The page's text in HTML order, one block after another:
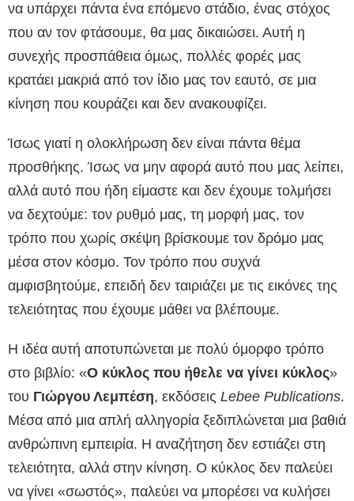
να υπάρχει πάντα ένα επόμενο στάδιο, ένας στόχος
που αν τον φτάσουμε, θα μας δικαιώσει. Αυτή η
συνεχής προσπάθεια όμως, πολλές φορές μας
κρατάει μακριά από τον ίδιο μας τον εαυτό, σε μια
κίνηση που κουράζει και δεν ανακουφίζει.
Ίσως γιατί η ολοκλήρωση δεν είναι πάντα θέμα
προσθήκης. Ίσως να μην αφορά αυτό που μας λείπει,
αλλά αυτό που ήδη είμαστε και δεν έχουμε τολμήσει
να δεχτούμε: τον ρυθμό μας, τη μορφή μας, τον
τρόπο που χωρίς σκέψη βρίσκουμε τον δρόμο μας
μέσα στον κόσμο. Τον τρόπο που συχνά
αμφισβητούμε, επειδή δεν ταιριάζει με τις εικόνες της
τελειότητας που έχουμε μάθει να βλέπουμε.
Η ιδέα αυτή αποτυπώνεται με πολύ όμορφο τρόπο
στο βιβλίο: «Ο κύκλος που ήθελε να γίνει κύκλος»
του Γιώργου Λεμπέση, εκδόσεις Lebee Publications.
Μέσα από μια απλή αλληγορία ξεδιπλώνεται μια βαθιά
ανθρώπινη εμπειρία. Η αναζήτηση δεν εστιάζει στη
τελειότητα, αλλά στην κίνηση. Ο κύκλος δεν παλεύει
να γίνει «σωστός», παλεύει να μπορέσει να κυλήσει